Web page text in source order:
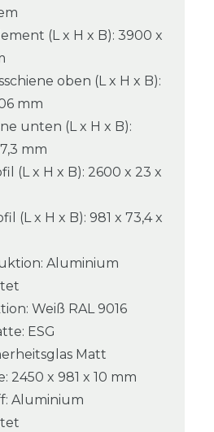
(L x H x B): 3900 x
oben (L x H x B):
mm
unten (L x H x B):
mm
(L x H x B): 2600 x 23 x
(L x H x B): 981 x 73,4 x
Aluminium
Weiß RAL 9016
ESG
Matt
2450 x 981 x 10 mm
Aluminium